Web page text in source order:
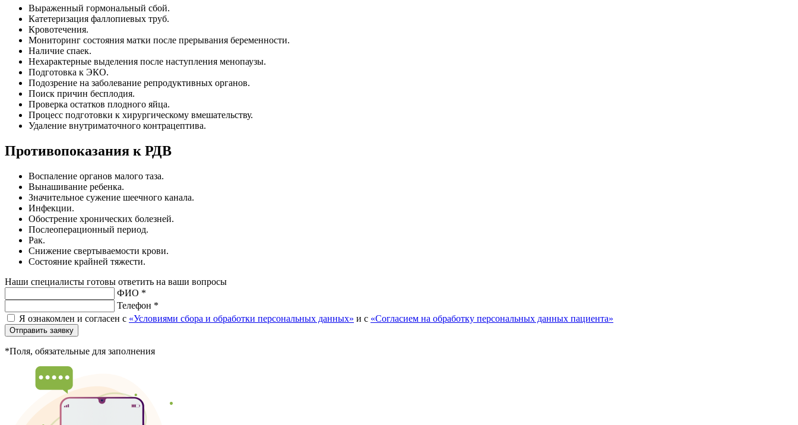
Выраженный гормональный сбой.
Катетеризация фаллопиевых труб.
Кровотечения.
Мониторинг состояния матки после прерывания беременности.
Наличие спаек.
Нехарактерные выделения после наступления менопаузы.
Подготовка к ЭКО.
Подозрение на заболевание репродуктивных органов.
Поиск причин бесплодия.
Проверка остатков плодного яйца.
Процесс подготовки к хирургическому вмешательству.
Удаление внутриматочного контрацептива.
Противопоказания к РДВ
Воспаление органов малого таза.
Вынашивание ребенка.
Значительное сужение шеечного канала.
Инфекции.
Обострение хронических болезней.
Послеоперационный период.
Рак.
Снижение свертываемости крови.
Состояние крайней тяжести.
Наши специалисты готовы ответить на ваши вопросы
ФИО *
Телефон *
Я ознакомлен и согласен с «Условиями сбора и обработки персональных данных» и с «Согласием на обработку персональных данных пациента»
Отправить заявку
*Поля, обязательные для заполнения